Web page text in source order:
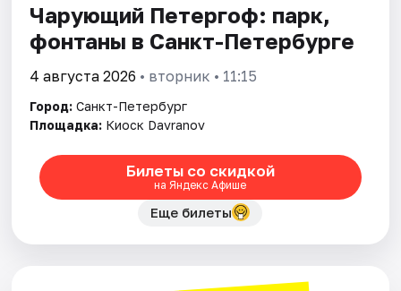
Чарующий Петергоф: парк,
фонтаны в Санкт-Петербурге
4 августа 2026 • вторник • 11:15
Город: Санкт-Петербург
Площадка: Киоск Davranov
Билеты со скидкой
на Яндекс Афише
Еще билеты